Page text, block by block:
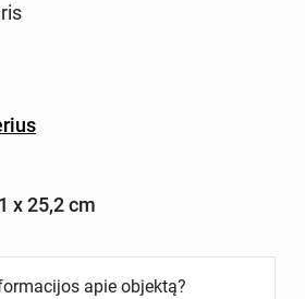
x 25,2 cm
apie objektą?